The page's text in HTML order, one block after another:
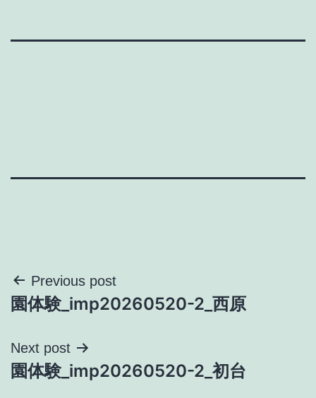
投
稿
ナ
ビ
Previous post
園体験_imp20260520-2_西原
Next post
園体験_imp20260520-2_初台